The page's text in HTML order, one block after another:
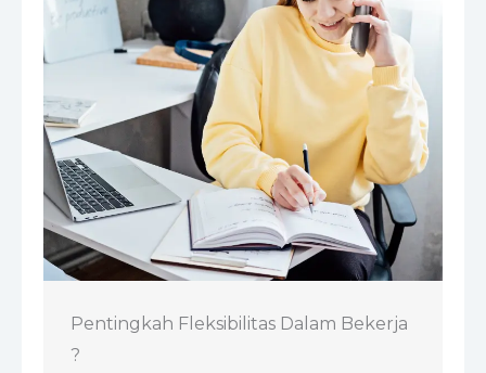
Pentingkah Fleksibilitas Dalam Bekerja
?